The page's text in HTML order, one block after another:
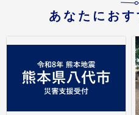
あなたにお